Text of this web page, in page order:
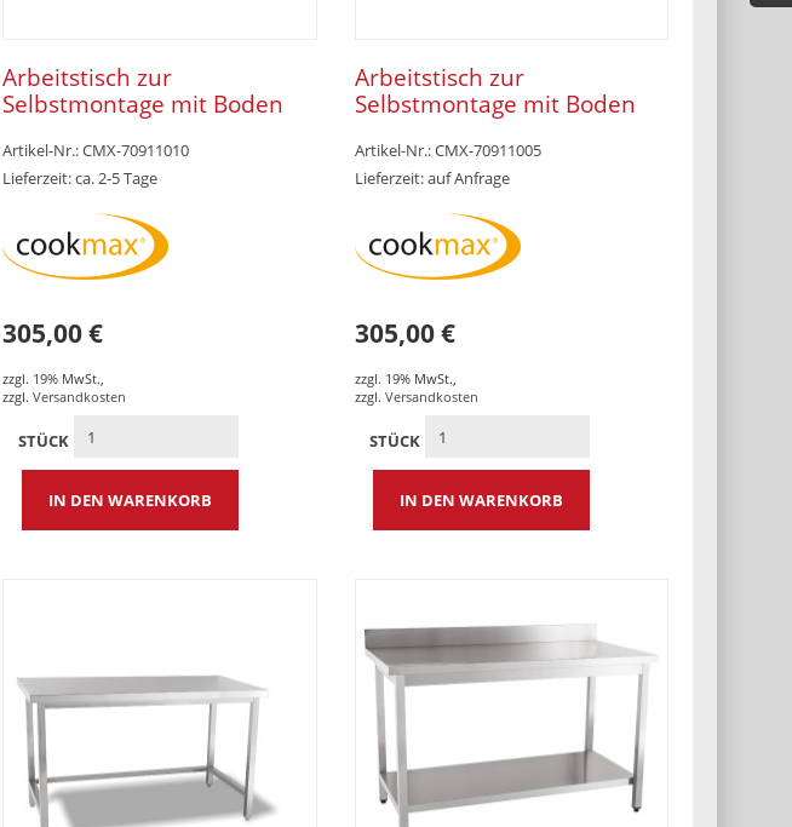
Arbeitstisch zur
Selbstmontage mit Boden
x 850 mm
Artikel-Nr.: CMX-70911010
Lieferzeit: ca. 2-5 Tage
305,00 €
zzgl. 19% MwSt.,
zzgl.Versandkosten
STÜCK
IN DEN WARENKORB
Arbeitstisch zur
Selbstmontage mit Boden
x 850 mm
Artikel-Nr.: CMX-70911005
Lieferzeit: auf Anfrage
305,00 €
zzgl. 19% MwSt.,
zzgl. Versandkosten
STÜCK
IN DEN WARENKORB